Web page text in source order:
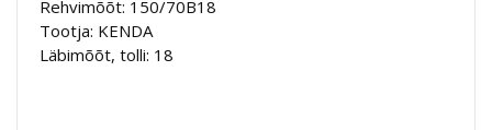
Rehvimõõt: 150/70B18
Tootja: KENDA
Läbimõõt, tolli: 18